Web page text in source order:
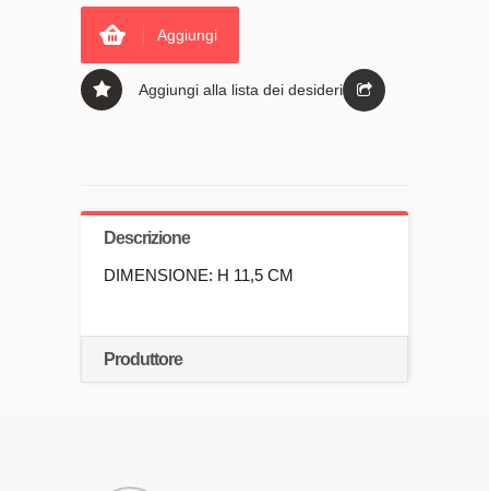
Aggiungi
Aggiungi alla lista dei desideri
Descrizione
DIMENSIONE: H 11,5 CM
Produttore